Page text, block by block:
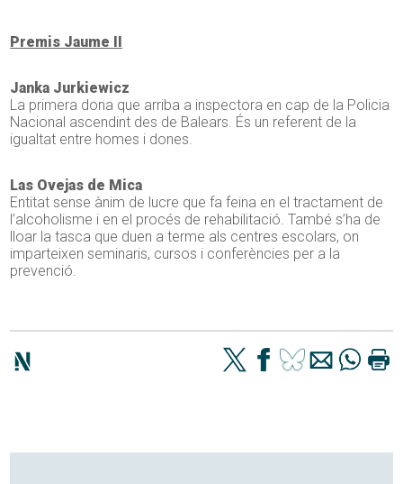
Premis Jaume II
Janka Jurkiewicz
La primera dona que arriba a inspectora en cap de la Policia
Nacional ascendint des de Balears. És un referent de la
igualtat entre homes i dones.
Las Ovejas de Mica
Entitat sense ànim de lucre que fa feina en el tractament de
l’alcoholisme i en el procés de rehabilitació. També s’ha de
lloar la tasca que duen a terme als centres escolars, on
imparteixen seminaris, cursos i conferències per a la
prevenció.